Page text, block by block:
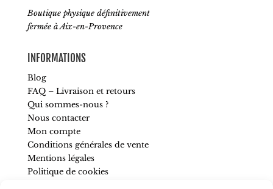
Boutique physique définitivement
fermée à Aix-en-Provence
INFORMATIONS
Blog
FAQ – Livraison et retours
Qui sommes-nous ?
Nous contacter
Mon compte
Conditions générales de vente
Mentions légales
Politique de cookies